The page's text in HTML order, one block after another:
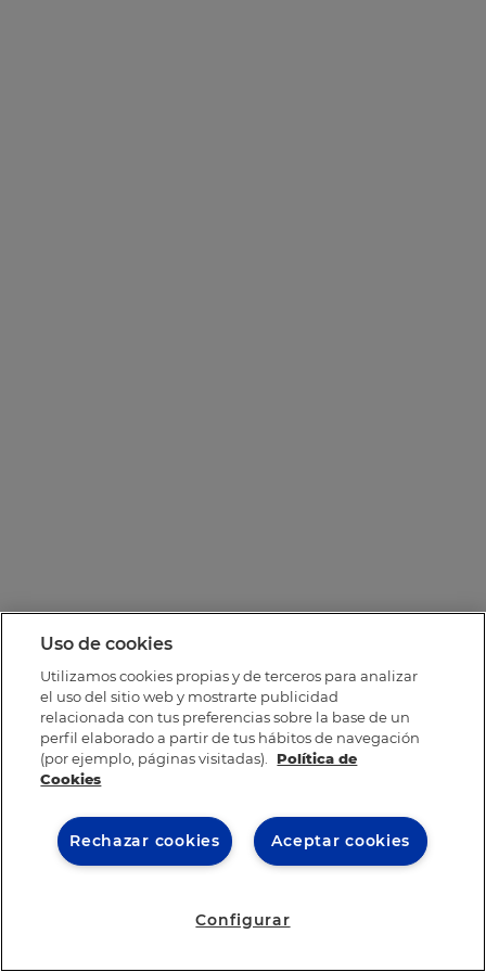
Uso de cookies
Utilizamos cookies propias y de terceros para analizar
el uso del sitio web y mostrarte publicidad
relacionada con tus preferencias sobre la base de un
perfil elaborado a partir de tus hábitos de navegación
(por ejemplo, páginas visitadas).
Política de
Cookies
Aceptar cookies
Rechazar cookies
Configurar